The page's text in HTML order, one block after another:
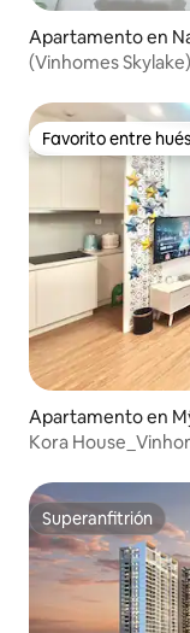
Apartamento en
(Vinhomes
Favorito entre
Favorito entre
Apartamento en
Kora
Superanfitrión
Superanfitrión